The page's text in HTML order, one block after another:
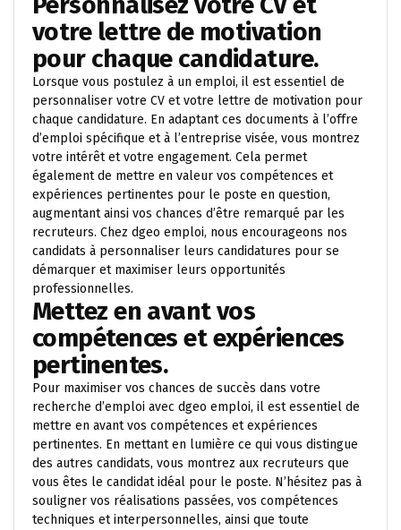
votre lettre de motivation
pour chaque candidature.
Lorsque vous postulez à un emploi, il est essentiel de
personnaliser votre CV et votre lettre de motivation pour
chaque candidature. En adaptant ces documents à l’offre
d’emploi spécifique et à l’entreprise visée, vous montrez
votre intérêt et votre engagement. Cela permet
également de mettre en valeur vos compétences et
expériences pertinentes pour le poste en question,
augmentant ainsi vos chances d’être remarqué par les
recruteurs. Chez dgeo emploi, nous encourageons nos
candidats à personnaliser leurs candidatures pour se
démarquer et maximiser leurs opportunités
professionnelles.
Mettez en avant vos
compétences et expériences
pertinentes.
Pour maximiser vos chances de succès dans votre
recherche d’emploi avec dgeo emploi, il est essentiel de
mettre en avant vos compétences et expériences
pertinentes. En mettant en lumière ce qui vous distingue
des autres candidats, vous montrez aux recruteurs que
vous êtes le candidat idéal pour le poste. N’hésitez pas à
souligner vos réalisations passées, vos compétences
techniques et interpersonnelles, ainsi que toute